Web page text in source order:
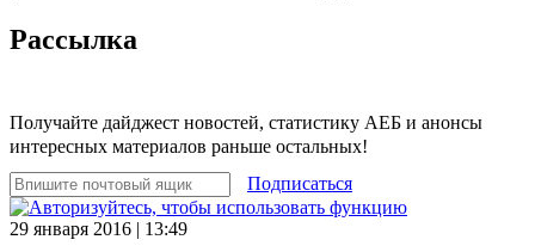
Рассылка
Получайте дайджест новостей, статистику АЕБ и анонсы
интересных материалов раньше остальных!
Подписаться
29 января 2016 | 13:49